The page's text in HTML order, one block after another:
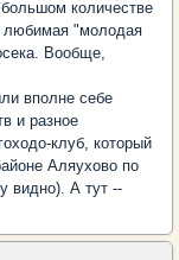
количестве
любимая "молодая
Вообще,
вполне себе
и разное
клуб, который
Аляухово по
видно). А тут --